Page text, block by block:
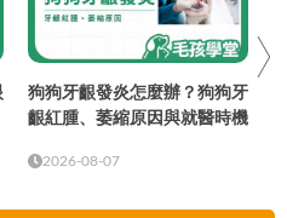
狗狗牙齦發炎怎麼辦？狗狗牙
齦紅腫、萎縮原因與就醫時機
2026-08-07